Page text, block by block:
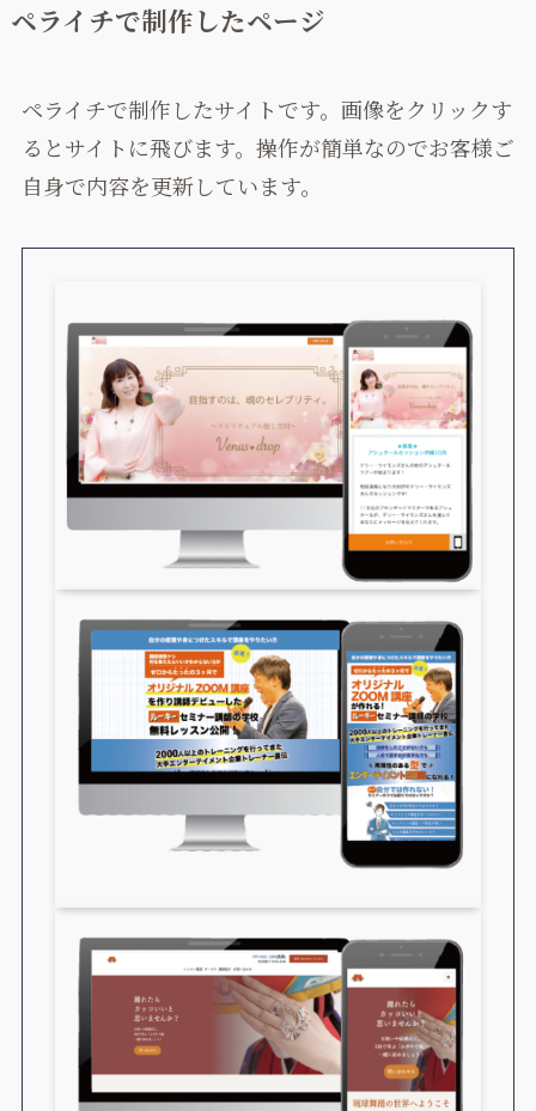
ペライチで制作したページ
ペライチで制作したサイトです。画像をクリックす
るとサイトに飛びます。操作が簡単なのでお客様ご
自身で内容を更新しています。